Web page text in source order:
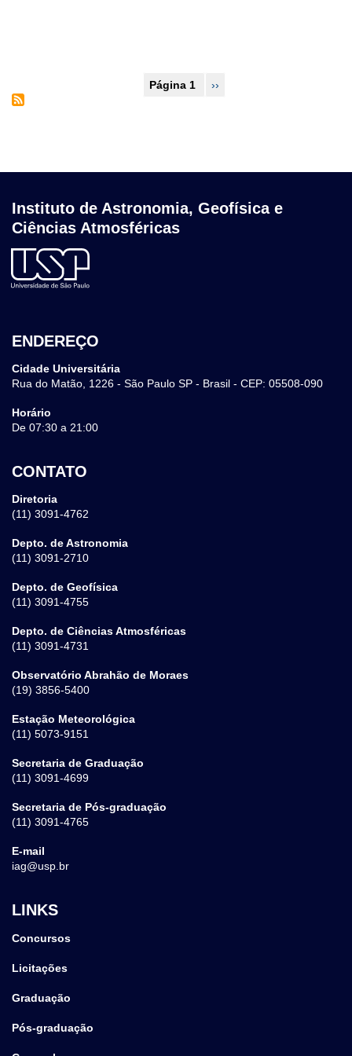
Página 1
Próxima
››
Instituto de Astronomia, Geofísica e
Ciências Atmosféricas
ENDEREÇO
Cidade Universitária
Rua do Matão, 1226 - São Paulo SP - Brasil - CEP: 05508-090
Horário
De 07:30 a 21:00
CONTATO
Diretoria
(11) 3091-4762
Depto. de Astronomia
(11) 3091-2710
Depto. de Geofísica
(11) 3091-4755
Depto. de Ciências Atmosféricas
(11) 3091-4731
Observatório Abrahão de Moraes
(19) 3856-5400
Estação Meteorológica
(11) 5073-9151
Secretaria de Graduação
(11) 3091-4699
Secretaria de Pós-graduação
(11) 3091-4765
E-mail
iag@usp.br
LINKS
Concursos
Licitações
Graduação
Pós-graduação